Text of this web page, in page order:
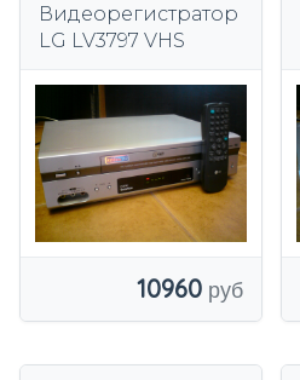
Видеорегистратор
LG LV3797 VHS
10960